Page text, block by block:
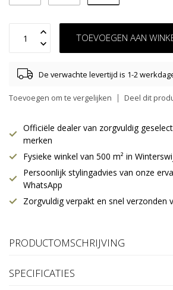
TOEVOEGEN AAN
De verwachte levertijd is 1-2
Toevoegen om te vergelijken Deel dit
Officiële dealer van zorgvuldig
merken
Fysieke winkel van 500 m² in
Persoonlijk stylingadvies van onze
WhatsApp
Zorgvuldig verpakt en snel verzonden
PRODUCTOMSCHRIJVING
SPECIFICATIES